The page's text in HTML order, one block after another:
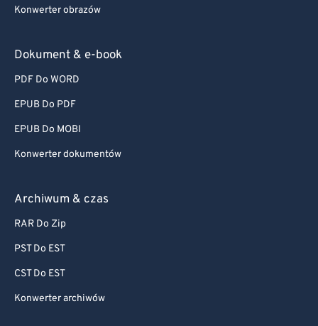
Konwerter obrazów
Dokument & e-book
PDF Do WORD
EPUB Do PDF
EPUB Do MOBI
Konwerter dokumentów
Archiwum & czas
RAR Do Zip
PST Do EST
CST Do EST
Konwerter archiwów